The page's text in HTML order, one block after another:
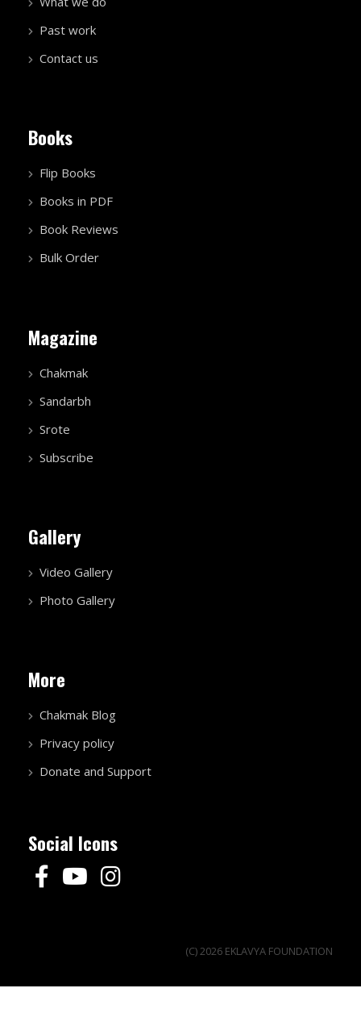
Past work
Contact us
Books
Flip Books
Books in PDF
Book Reviews
Bulk Order
Magazine
Chakmak
Sandarbh
Srote
Subscribe
Gallery
Video Gallery
Photo Gallery
More
Chakmak Blog
Privacy policy
Donate and Support
Social Icons
(C) 2026 EKLAVYA FOUNDATION